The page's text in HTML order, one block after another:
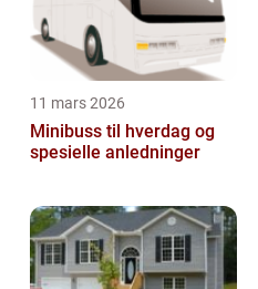
11 mars 2026
Minibuss til hverdag og
spesielle anledninger